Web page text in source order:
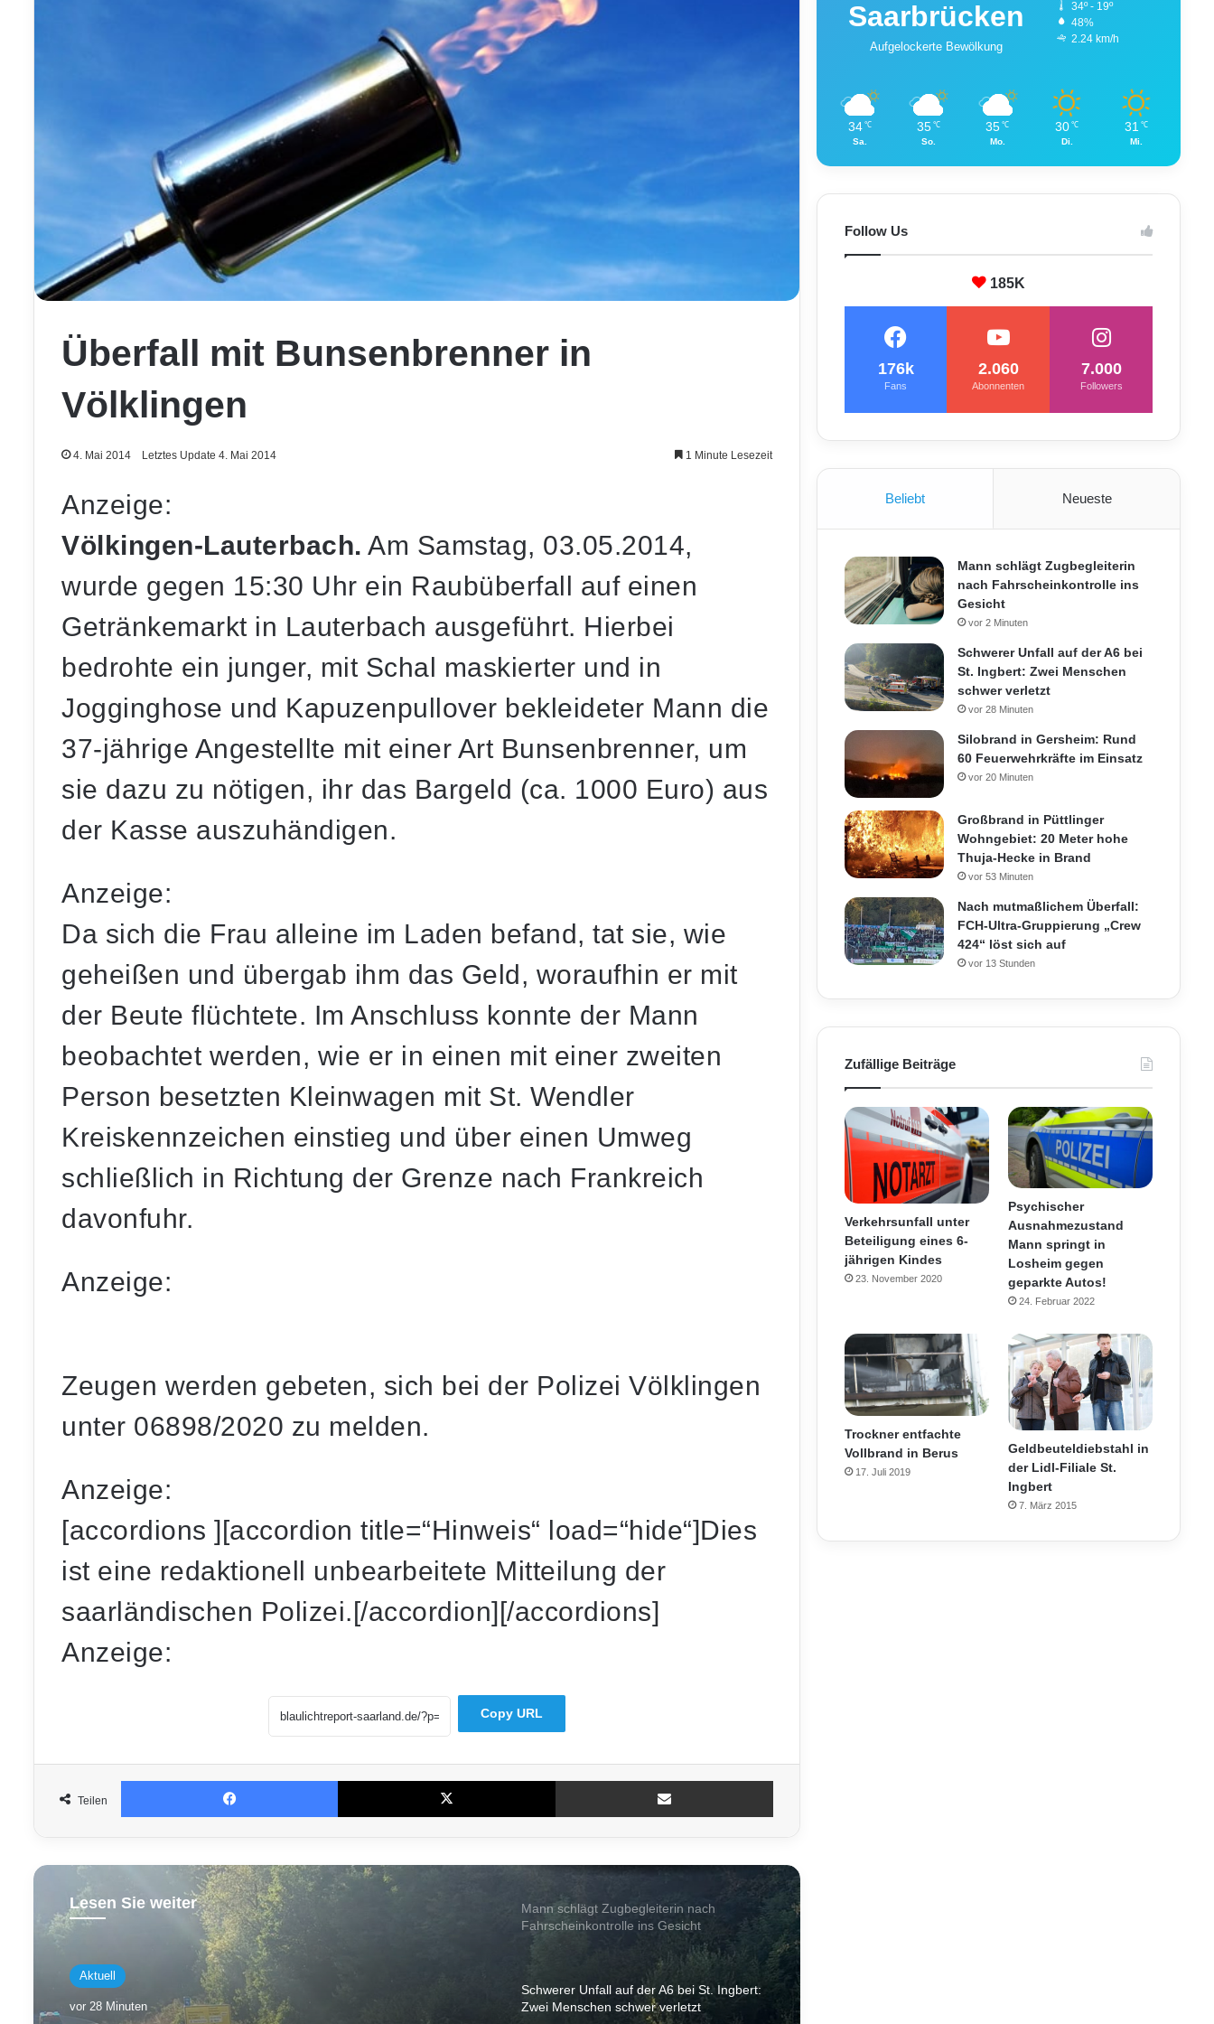
Überfall mit Bunsenbrenner in
Völklingen
4. Mai 2014 Letztes Update 4. Mai 2014 1 Minute Lesezeit
Anzeige:
Völkingen-Lauterbach. Am Samstag, 03.05.2014,
wurde gegen 15:30 Uhr ein Raubüberfall auf einen
Getränkemarkt in Lauterbach ausgeführt. Hierbei
bedrohte ein junger, mit Schal maskierter und in
Jogginghose und Kapuzenpullover bekleideter Mann die
37-jährige Angestellte mit einer Art Bunsenbrenner, um
sie dazu zu nötigen, ihr das Bargeld (ca. 1000 Euro) aus
der Kasse auszuhändigen.
Anzeige:
Da sich die Frau alleine im Laden befand, tat sie, wie
geheißen und übergab ihm das Geld, woraufhin er mit
der Beute flüchtete. Im Anschluss konnte der Mann
beobachtet werden, wie er in einen mit einer zweiten
Person besetzten Kleinwagen mit St. Wendler
Kreiskennzeichen einstieg und über einen Umweg
schließlich in Richtung der Grenze nach Frankreich
davonfuhr.
Anzeige:
Zeugen werden gebeten, sich bei der Polizei Völklingen
unter 06898/2020 zu melden.
Anzeige:
[accordions ][accordion title=“Hinweis“ load=“hide“]Dies
ist eine redaktionell unbearbeitete Mitteilung der
saarländischen Polizei.[/accordion][/accordions]
Anzeige:
Copy URL
Teilen
Facebook X
Lesen Sie weiter
Aktuell
vor 28 Minuten
Motorradfahrer und Radfahrer kollidieren
Ohne Kennzeichen und Helm: Roller-Duo
flüchtet vor Bundespolizei durch
Saarbrücken
FCS den Aufstieg nicht zu
Mann schlägt Zugbegleiterin nach
Fahrscheinkontrolle ins Gesicht
Schwerer Unfall auf der A6 bei St. Ingbert:
Zwei Menschen schwer verletzt
Saarbrücken
Aufgelockerte Bewölkung
34º - 19º
48%
2.24 km/h
34 ℃
Sa.
35 ℃
So.
35 ℃
Mo.
30 ℃
Di.
31 ℃
Mi.
Follow Us
185K
176k
Fans
2.060
Abonnenten
7.000
Followers
Beliebt Neueste
Mann schlägt Zugbegleiterin
nach Fahrscheinkontrolle ins
Gesicht
vor 2 Minuten
Schwerer Unfall auf der A6 bei
St. Ingbert: Zwei Menschen
schwer verletzt
vor 28 Minuten
Silobrand in Gersheim: Rund
60 Feuerwehrkräfte im Einsatz
vor 20 Minuten
Großbrand in Püttlinger
Wohngebiet: 20 Meter hohe
Thuja-Hecke in Brand
vor 53 Minuten
Nach mutmaßlichem Überfall:
FCH-Ultra-Gruppierung „Crew
424“ löst sich auf
vor 13 Stunden
Zufällige Beiträge
Verkehrsunfall unter
Beteiligung eines 6-
jährigen Kindes
23. November 2020
Psychischer
Ausnahmezustand
Mann springt in
Losheim gegen
geparkte Autos!
24. Februar 2022
Trockner entfachte
Vollbrand in Berus
17. Juli 2019
Geldbeuteldiebstahl in
der Lidl-Filiale St.
Ingbert
7. März 2015